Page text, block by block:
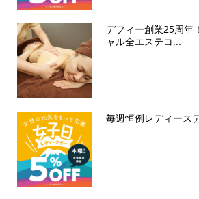
デフィー創業25周年
ャル全エステコ...
毎週恒例レディース